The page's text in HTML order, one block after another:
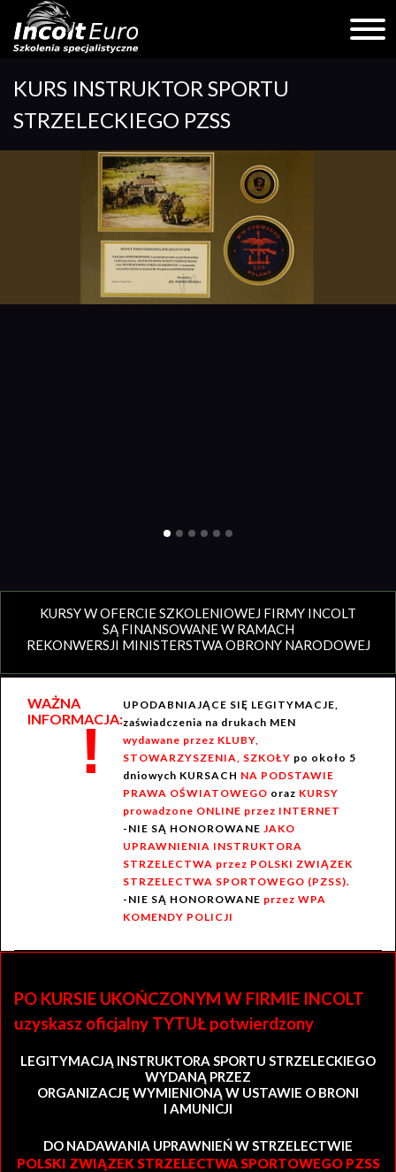
content
KURS INSTRUKTOR SPORTU
STRZELECKIEGO PZSS
KURSY W OFERCIE SZKOLENIOWEJ FIRMY INCOLT
SĄ FINANSOWANE W RAMACH
REKONWERSJI MINISTERSTWA OBRONY NARODOWEJ
WAŻNA
INFORMACJA:
!
UPODABNIAJĄCE SIĘ LEGITYMACJE,
zaświadczenia na drukach MEN
wydawane przez KLUBY,
STOWARZYSZENIA, SZKOŁY po około 5
dniowych KURSACH NA PODSTAWIE
PRAWA OŚWIATOWEGO oraz KURSY
prowadzone ONLINE przez INTERNET
-NIE SĄ HONOROWANE JAKO
UPRAWNIENIA INSTRUKTORA
STRZELECTWA przez POLSKI ZWIĄZEK
STRZELECTWA SPORTOWEGO (PZSS).
-NIE SĄ HONOROWANE przez WPA
KOMENDY POLICJI
PO KURSIE UKOŃCZONYM W FIRMIE INCOLT
uzyskasz oficjalny TYTUŁ potwierdzony
LEGITYMACJĄ INSTRUKTORA SPORTU STRZELECKIEGO
WYDANĄ PRZEZ
ORGANIZACJĘ WYMIENIONĄ W USTAWIE O BRONI
I AMUNICJI
DO NADAWANIA UPRAWNIEŃ W STRZELECTWIE
POLSKI ZWIĄZEK STRZELECTWA SPORTOWEGO PZSS